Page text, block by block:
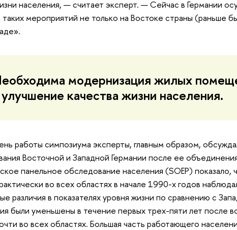
населения, — считает эксперт. — Сейчас в Германии
мероприятий не только на Востоке страны (раньше
модернизация жилых
качества жизни населения.
работы симпозиума эксперты, главным образом,
Восточной и Западной Германии после ее
панельное обследование населения (SOEP) показало,
во всех областях в начале 1990-х годов
различия в показателях уровня жизни по сравнению с
были уменьшены в течение первых трех-пяти лет после
во всех областях. Большая часть работающего